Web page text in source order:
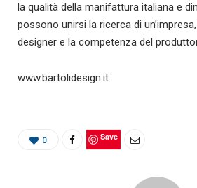
la qualità della manifattura italiana e
possono unirsi la ricerca di
designer e la competenza del
www.bartolidesign.it
0 Save